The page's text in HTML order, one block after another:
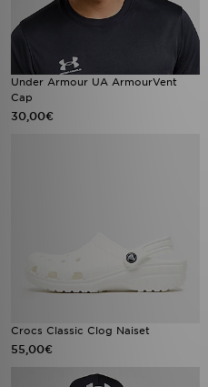
Under Armour UA ArmourVent
Cap
30,00€
Crocs Classic Clog Naiset
55,00€